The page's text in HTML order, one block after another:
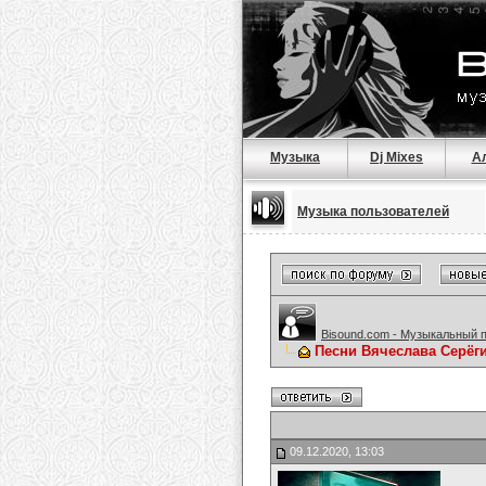
Музыка Dj Mixes
Музыка пользователей
Bisound.com - Музыкальный
Песни Вячеслава
09.12.2020, 13:03